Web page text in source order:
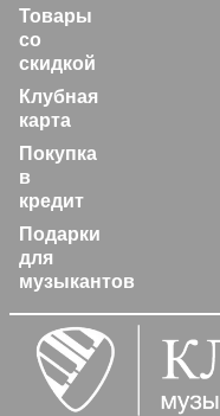
Товары
со
скидкой
Клубная
карта
Покупка
в
кредит
Подарки
для
музыкантов